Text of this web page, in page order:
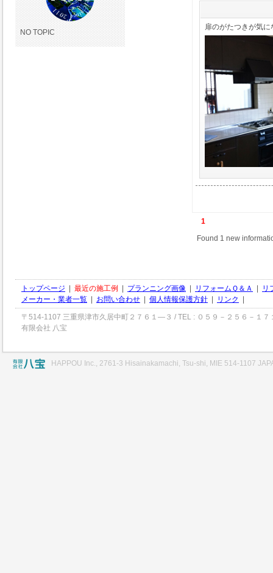
NO TOPIC
扉のがたつきが気に
1
Found 1 new
トップページ | 最近の施工例 | プランニング画像 | リフォームＱ＆Ａ |
リ
メーカー・業者一覧 | お問い合わせ | 個人情報保護方針 | リンク |
〒514-1107 三重県津市久居中町２７６１―３ / TEL : ０５９－２５６－１７
有限会社 八宝
HAPPOU Inc., 2761-3 Hisainakamachi, Tsu-shi, MIE 514-1107